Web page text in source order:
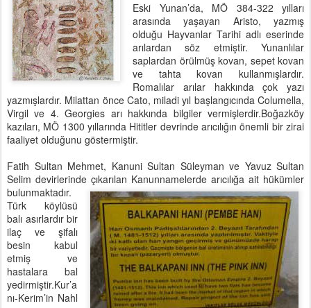
Eski Yunan’da, MÖ 384-322 yılları
arasında yaşayan Aristo, yazmış
olduğu Hayvanlar Tarihi adlı eserinde
arılardan söz etmiştir. Yunanlılar
saplardan örülmüş kovan, sepet kovan
ve tahta kovan kullanmışlardır.
Romalılar arılar hakkında çok yazı
yazmışlardır. Milattan önce Cato, miladi yıl başlangıcında Columella,
Virgil ve 4. Georgies arı hakkında bilgiler vermişlerdir.Boğazköy
kazıları, MÖ 1300 yıllarında Hititler devrinde arıcılığın önemli bir zirai
faaliyet olduğunu göstermiştir.
Fatih Sultan Mehmet, Kanuni Sultan Süleyman ve Yavuz Sultan
Selim devirlerinde çıkarılan Kanunnamelerde arıcılığa ait hükümler
bulunmaktadır.
Türk köylüsü
balı asırlardır bir
ilaç ve şifalı
besin kabul
etmiş ve
hastalara bal
yedirmiştir.Kur’a
nı-Kerim’in Nahl